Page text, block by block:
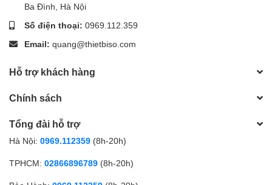
Ba Đình, Hà Nội
Số điện thoại: 0969.112.359
Email: quang@thietbiso.com
Hỗ trợ khách hàng
Chính sách
Tổng đài hỗ trợ
Hà Nội: 0969.112359 (8h-20h)
TPHCM: 02866896789 (8h-20h)